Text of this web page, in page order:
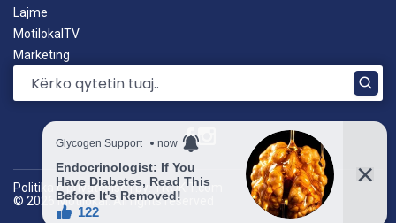
Lajme
MotilokalTV
Marketing
© 2026 Motilokal. All rights reserved
Politika e privatësisë|by: TROKIT.com